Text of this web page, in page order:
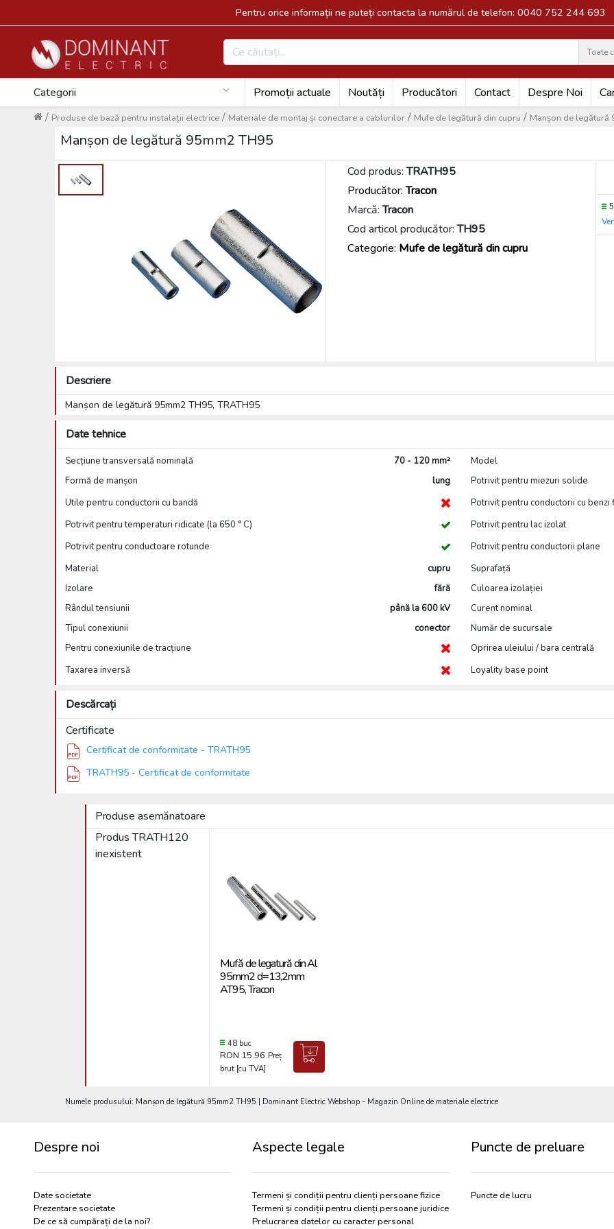
Pentru orice informații ne puteți contacta la numărul de telefon: 0040 752 244 693
Toate
Search
Categorii Promoții actuale Noutăți Producători Contact Despre Noi
Manșon de legătură
/
Mufe de legătură din cupru
/
Materiale de montaj și conectare a cablurilor
/
Produse de bază pentru instalații electrice
/
Manșon de legătură 95mm2 TH95
Cod produs:TRATH95
Producător:Tracon
Marcă:Tracon
Cod articol producător:TH95
Categorie: Mufe de legătură din cupru
Descriere
Manșon de legătură 95mm2 TH95, TRATH95
Date tehnice
Secțiune transversală nominală 70 - 120 mm²
Model
Formă de manșon
lung
Potrivit pentru miezuri solide
Utile pentru conductorii cu bandă
Potrivit pentru conductorii cu benzi
Potrivit pentru temperaturi ridicate (la 650 ° C)
Potrivit pentru lac izolat
Potrivit pentru conductoare rotunde
Potrivit pentru conductorii plane
Material
cupru
Suprafață
Izolare
fără
Culoarea izolației
Rândul tensiunii
până la 600 kV
Curent nominal
Tipul conexiunii
conector
Număr de sucursale
Pentru conexiunile de tracțiune
Oprirea uleiului / bara centrală
Taxarea inversă
Loyality base point
Descărcați
Certificate
Certificat de conformitate - TRATH95
TRATH95 - Certificat de conformitate
Produse asemănatoare
Produs TRATH120
inexistent
Mufă de legatură din Al
95mm2 d=13,2mm
AT95, Tracon
48 buc
RON 15.96 Preț
brut [cu TVA]
Numele produsului: Manșon de legătură 95mm2 TH95 | Dominant Electric Webshop - Magazin Online de materiale electrice
Despre noi
Date societate
Prezentare societate
De ce să cumpărați de la noi?
Aspecte legale
Termeni și condiții pentru clienți persoane fizice
Termeni și condiții pentru clienți persoane juridice
Prelucrarea datelor cu caracter personal
Puncte de preluare
Puncte de lucru